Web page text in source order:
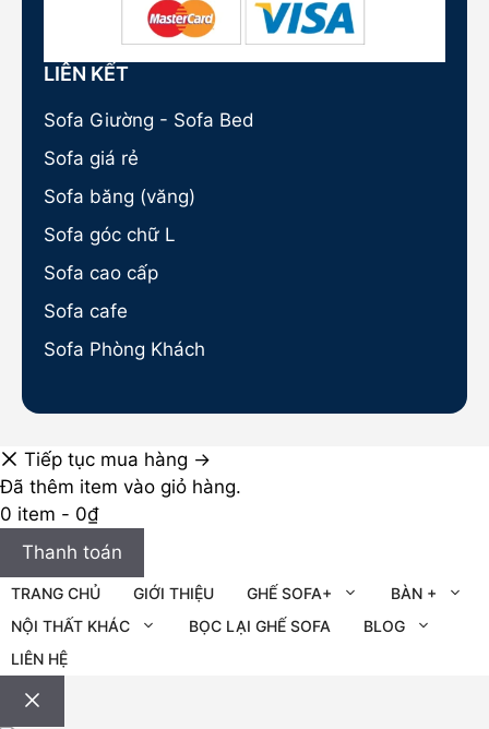
LIÊN KẾT
Sofa Giường - Sofa Bed
Sofa giá rẻ
Sofa băng (văng)
Sofa góc chữ L
Sofa cao cấp
Sofa cafe
Sofa Phòng Khách
Tiếp tục mua hàng →
Đã thêm item vào giỏ hàng.
0 item - 0₫
Thanh toán
TRANG CHỦ GIỚI THIỆU GHẾ SOFA+
BÀN +
NỘI THẤT KHÁC
BỌC LẠI GHẾ SOFA
BLOG
LIÊN HỆ